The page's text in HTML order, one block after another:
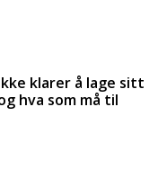
klarer å lage sitt
hva som må til